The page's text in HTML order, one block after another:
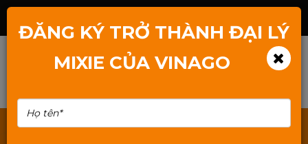
ĐĂNG KÝ TRỞ THÀNH ĐẠI LÝ
MIXIE CỦA VINAGO